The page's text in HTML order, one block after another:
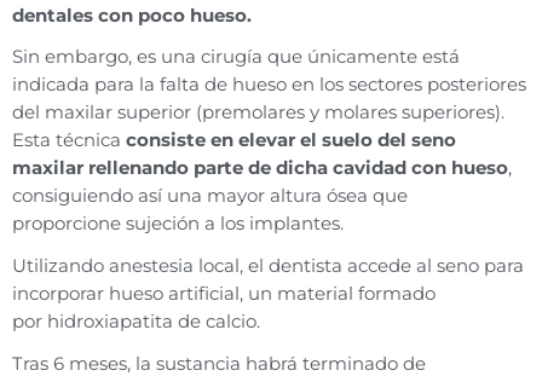
dentales con poco hueso.
Sin embargo, es una cirugía que únicamente está
indicada para la falta de hueso en los sectores posteriores
del maxilar superior (premolares y molares superiores).
Esta técnica consiste en elevar el suelo del seno
maxilar rellenando parte de dicha cavidad con hueso,
consiguiendo así una mayor altura ósea que
proporcione sujeción a los implantes.
Utilizando anestesia local, el dentista accede al seno para
incorporar hueso artificial, un material formado
por hidroxiapatita de calcio.
Tras 6 meses, la sustancia habrá terminado de